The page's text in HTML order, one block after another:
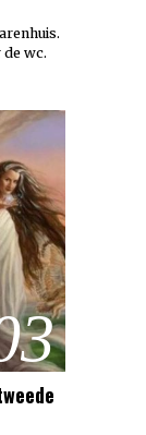
wc.